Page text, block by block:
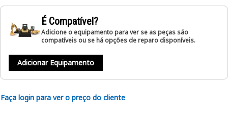
É Compatível?
Adicione o equipamento para ver se as peças são
compatíveis ou se há opções de reparo disponíveis.
Adicionar Equipamento
Faça login para ver o preço do cliente